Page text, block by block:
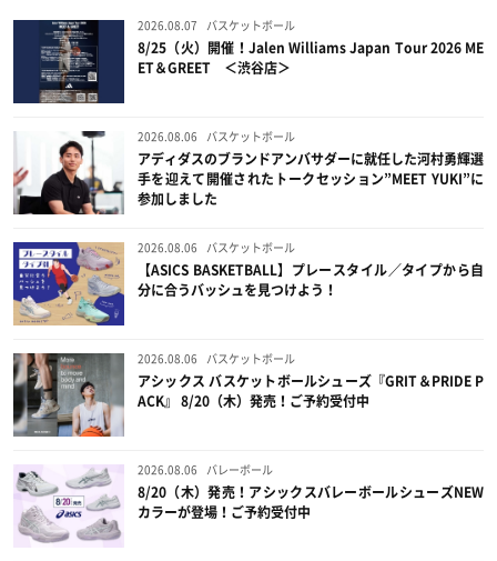
2026.08.07 バスケットボール
8/25（火）開催！Jalen Williams Japan Tour 2026 ME
ET＆GREET ＜渋谷店＞
2026.08.06 バスケットボール
アディダスのブランドアンバサダーに就任した河村勇輝選
手を迎えて開催されたトークセッション”MEET YUKI”に
参加しました
2026.08.06 バスケットボール
【ASICS BASKETBALL】プレースタイル／タイプから自
分に合うバッシュを見つけよう！
2026.08.06 バスケットボール
アシックス バスケットボールシューズ『GRIT＆PRIDE P
ACK』 8/20（木）発売！ご予約受付中
2026.08.06 バレーボール
8/20（木）発売！アシックスバレーボールシューズNEW
カラーが登場！ご予約受付中